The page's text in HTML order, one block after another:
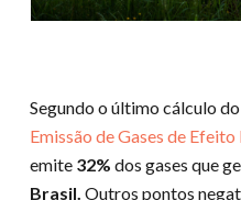
Segundo o último cálculo
Emissão de Gases de Efeito
emite 32% dos gases que
Brasil. Outros pontos